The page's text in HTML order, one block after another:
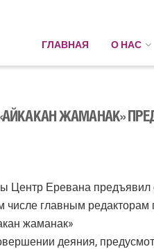
ГЛАВНАЯ О НАС
ЖАМАНАК»
Центр Еревана предъявил
числе главным редакторам
жаманак»
деяния,